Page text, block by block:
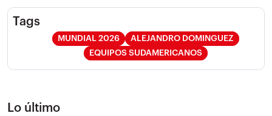
Tags
MUNDIAL 2026
ALEJANDRO DOMINGUEZ
EQUIPOS SUDAMERICANOS
Lo último